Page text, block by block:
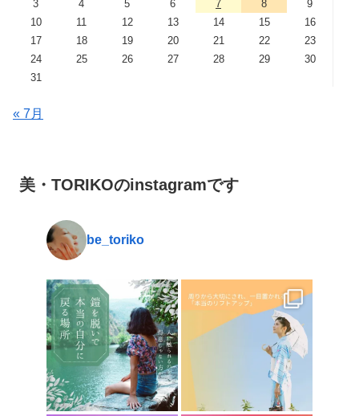
3
4 5 6 7 8
9
10
11 12 13 14 15
16
17
18 19 20 21 22
23
24
25 26 27 28 29
30
31
« 7月
美・TORIKOのinstagramです
be_toriko